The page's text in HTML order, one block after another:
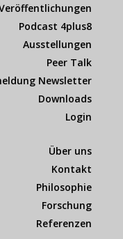
Podcast 4plus8
Ausstellungen
Peer Talk
Newsletter
Downloads
Login
Über uns
Kontakt
Philosophie
Forschung
Referenzen